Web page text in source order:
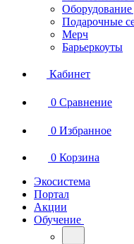
Оборудование
Подарочные
Мерч
Барьеркоуты
Кабинет
0 Сравнение
0 Избранное
0 Корзина
Экосистема
Портал
Акции
Обучение